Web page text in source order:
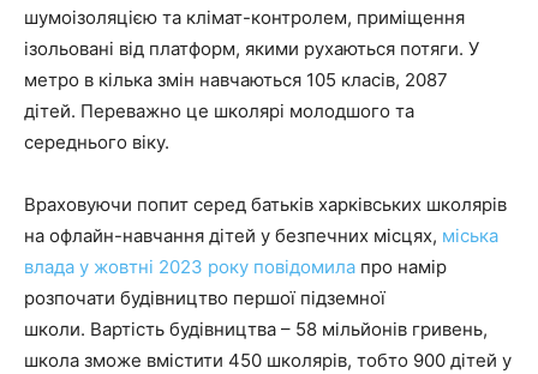
шумоізоляцією та клімат-контролем, приміщення
ізольовані від платформ, якими рухаються потяги. У
метро в кілька змін навчаються 105 класів, 2087
дітей. Переважно це школярі молодшого та
середнього віку.
Враховуючи попит серед батьків харківських школярів
на офлайн-навчання дітей у безпечних місцях, міська
влада у жовтні 2023 року повідомила про намір
розпочати будівництво першої підземної
школи. Вартість будівництва – 58 мільйонів гривень,
школа зможе вмістити 450 школярів, тобто 900 дітей у